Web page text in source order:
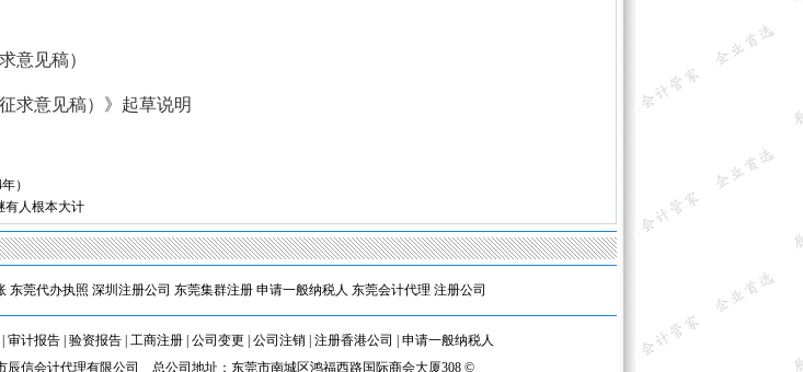
见稿）
意见稿）》起草说明
）
有人根本大计
东莞代办执照 深圳注册公司 东莞集群注册 申请一般纳税人 东莞会计代理 注册公司
审计报告 验资报告 工商注册 公司变更 公司注销 注册香港公司
申请一般纳税人
信会计代理有限公司 总公司地址：东莞市南城区鸿福西路国际商会大厦308 ©